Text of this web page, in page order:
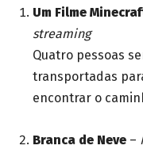
Um Filme
streaming
Quatro pessoas
transportadas
encontrar o
Branca de Neve –